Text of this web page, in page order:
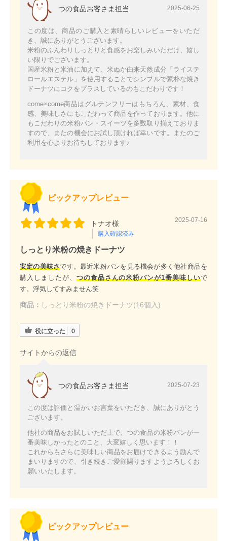
つの食品お客さま担当 2025-06-25
この度は、商品のご購入と素晴らしいレビューをいただ
き、誠にありがとうございます。
米粉のふんわりしっとりと食感をお楽しみいただけ、嬉し
い限りでございます。
国産米粉と米油に加えて、米ぬか由来天然成分「ライステ
ロールエステル」を使用することでシンプルで素朴な焼き
ドーナツにコクをプラスしているのもこだわりです！
come×come商品はグルテンフリーはもちろん、素材、食
感、美味しさにもこだわって商品を作っております。他に
もこだわりの米粉パン・スイーツを多数取り揃えておりま
すので、またの機会にお試し頂ければ幸いです。またのご
利用を心よりお待ちしております♪
ピックアップレビュー
トナオ様
購入確認済み
2025-07-16
しっとり米粉の焼きドーナツ
安定の美味さです。最近米粉パンを見る機会が多く他社商品を
購入しましたが、 つの食品さんの米粉パンが1番美味しいで
す。浮気してすみません笑
商品： しっとり米粉の焼きドーナツ(16個入)
役に立った 0
サイトからの返信
つの食品お客さま担当 2025-07-23
この度は評価と温かいお言葉をいただき、誠にありがとう
ございます。
他社の商品をお試しいただ上で、つの食品の米粉パンが一
番美味しかったとのこと、大変嬉しく思います！！
これからもさらに美味しい商品をお届けできるよう励んで
まいりますので、引き続きご愛顧賜りますようよろしくお
願いいたします。
ピックアップレビュー